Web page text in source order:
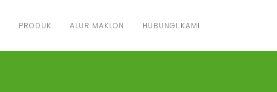
PRODUK ALUR MAKLON HUBUNGI KAMI